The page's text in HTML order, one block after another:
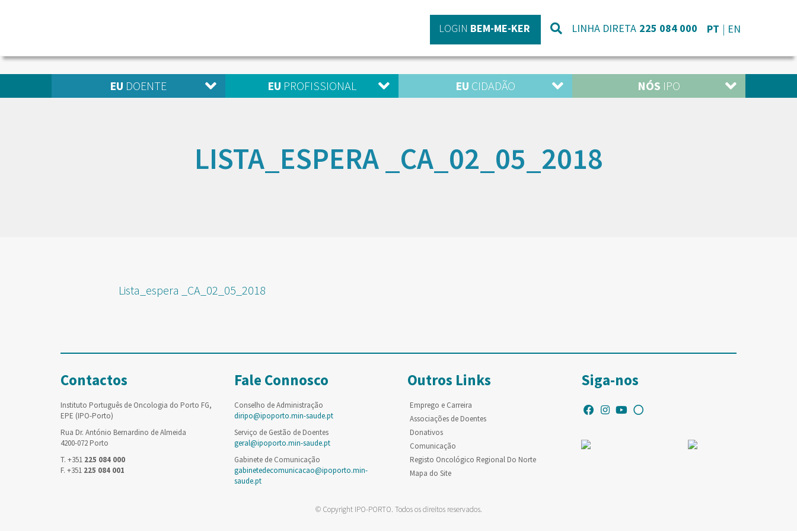
LOGIN BEM-ME-KER LINHA DIRETA 225 084 000 PT EN
EU DOENTE EU PROFISSIONAL EU CIDADÃO NÓS IPO
LISTA_ESPERA _CA_02_05_2018
Lista_espera _CA_02_05_2018
Contactos
Instituto Português de Oncologia do Porto FG,
EPE (IPO-Porto)
Rua Dr. António Bernardino de Almeida
4200-072 Porto
T. +351 225 084 000
F. +351 225 084 001
Fale Connosco
Conselho de Administração
diripo@ipoporto.min-saude.pt
Serviço de Gestão de Doentes
geral@ipoporto.min-saude.pt
Gabinete de Comunicação
gabinetedecomunicacao@ipoporto.min-
saude.pt
Outros Links
Emprego e Carreira
Associações de Doentes
Donativos
Comunicação
Registo Oncológico Regional Do Norte
Mapa do Site
Siga-nos
© Copyright IPO-PORTO. Todos os direitos reservados.